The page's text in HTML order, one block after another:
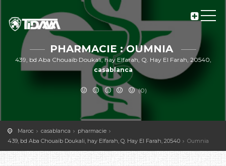
PHARMACIE : OUMNIA
439, bd Aba Chouaïb Doukali, hay Elfarah, Q. Hay El Farah, 20540,
casablanca
(0)
Maroc casablanca
pharmacie
439, bd Aba Chouaïb Doukali, hay Elfarah, Q. Hay El Farah, 20540
Oumnia